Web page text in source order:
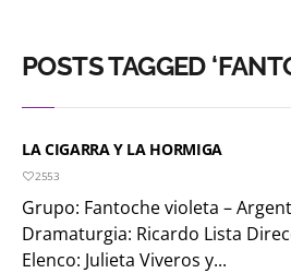
POSTS TAGGED
LA CIGARRA Y LA HORMIGA
2553
Grupo: Fantoche violeta –
Dramaturgia: Ricardo Lista
Elenco: Julieta Viveros y...